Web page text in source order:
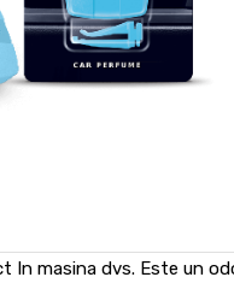
In masina dvs. Este un